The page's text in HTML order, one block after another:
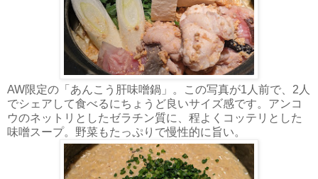
AW限定の「あんこう肝味噌鍋」。この写真が1人前で、2人
でシェアして食べるにちょうど良いサイズ感です。アンコ
ウのネットリとしたゼラチン質に、程よくコッテリとした
味噌スープ。野菜もたっぷりで慢性的に旨い。